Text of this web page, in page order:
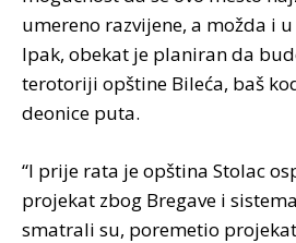
umereno razvijene, a možda i
Ipak, obekat je planiran da
terotoriji opštine Bileća, baš
deonice puta.
“I prije rata je opština Stolac
projekat zbog Bregave i
smatrali su, poremetio